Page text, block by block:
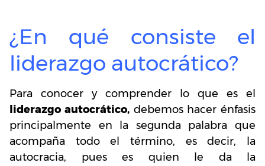
¿En qué consiste el
liderazgo autocrático?
Para conocer y comprender lo que es el
liderazgo autocrático,debemos hacer énfasis
principalmente en la segunda palabra que
acompaña todo el término, es decir, la
autocracia, pues es quien le da la